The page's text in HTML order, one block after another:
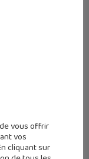
vous offrir
vos
cliquant sur